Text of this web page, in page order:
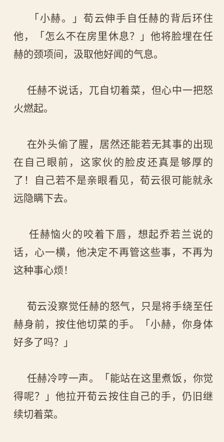
「小赫。」荀云伸手自任赫的背后环住
他，「怎么不在房里休息？」他将脸埋在任
赫的颈项间，汲取他好闻的气息。
任赫不说话，兀自切着菜，但心中一把怒
火燃起。
在外头偷了腥，居然还能若无其事的出现
在自己眼前，这家伙的脸皮还真是够厚的
了！自己若不是亲眼看见，荀云很可能就永
远隐瞒下去。
任赫恼火的咬着下唇，想起乔若兰说的
话，心一横，他决定不再管这些事，不再为
这种事心烦！
荀云没察觉任赫的怒气，只是将手绕至任
赫身前，按住他切菜的手。「小赫，你身体
好多了吗？」
任赫冷哼一声。「能站在这里煮饭，你觉
得呢？」他拉开荀云按住自己的手，仍旧继
续切着菜。